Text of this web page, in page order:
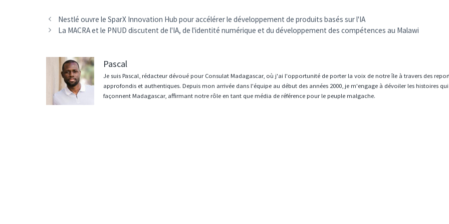
Navigation
des
Nestlé ouvre le SparX Innovation Hub pour accélérer le développement de produits basés sur l'IA
La MACRA et le PNUD discutent de l'IA, de l'identité numérique et du développement des compétences au Malawi
Pascal
Je suis Pascal, rédacteur dévoué pour Consulat Madagascar, où j'ai l'opportunité de porter la voix de notre île à travers des
approfondis et authentiques. Depuis mon arrivée dans l'équipe au début des années 2000, je m'engage à dévoiler les histoires qui
façonnent Madagascar, affirmant notre rôle en tant que média de référence pour le peuple malgache.